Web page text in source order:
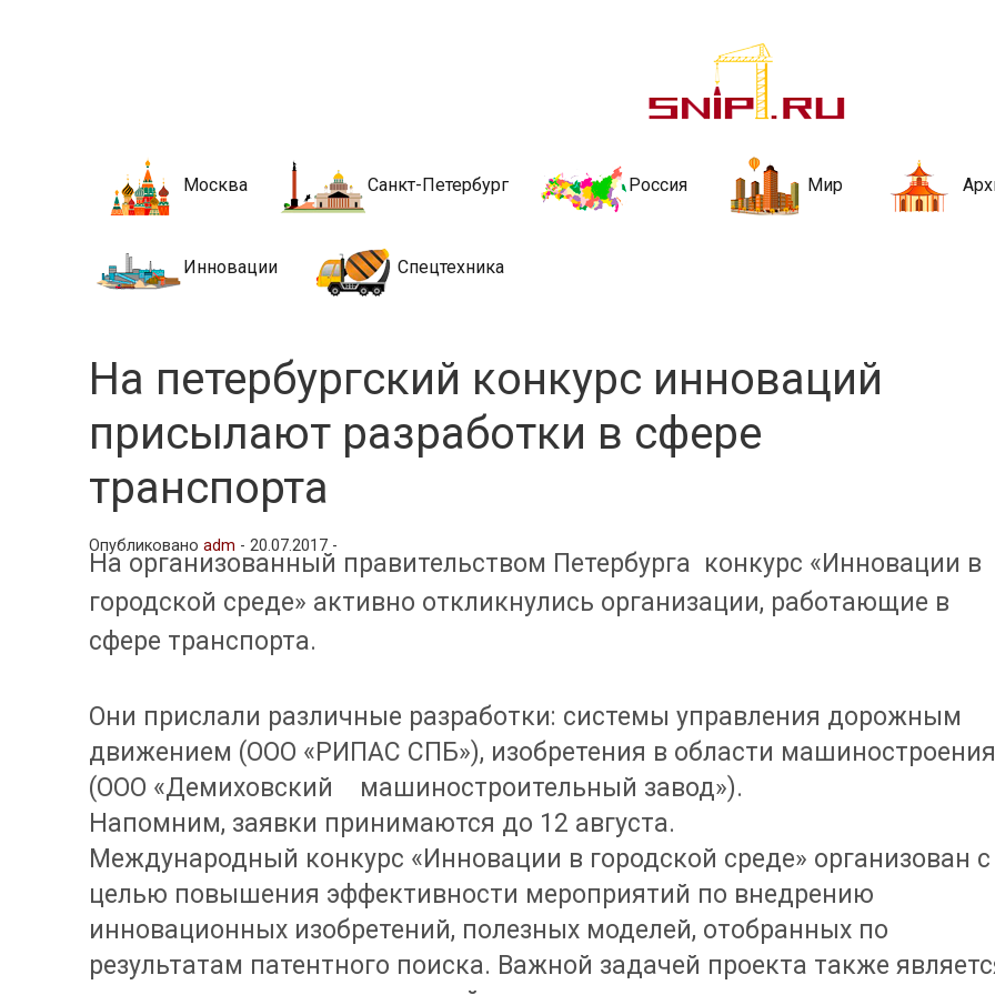
Новости строительства и
стройкой рубрики
Москва Санкт-Петербург Россия Мир
Инновации Спецтехника
На петербургский конкурс инноваций
присылают разработки в сфере
транспорта
Опубликованоadm -20.07.2017 -
На организованный правительством Петербурга конкурс «Инновации в
городской среде» активно откликнулись организации, работающие в
сфере транспорта.
Они прислали различные разработки: системы управления дорожным
движением (ООО «РИПАС СПБ»), изобретения в области
(ООО «Демиховский машиностроительный завод»).
Напомним, заявки принимаются до 12 августа.
Международный конкурс «Инновации в городской среде» организован с
целью повышения эффективности мероприятий по внедрению
инновационных изобретений, полезных моделей, отобранных по
результатам патентного поиска. Важной задачей проекта также